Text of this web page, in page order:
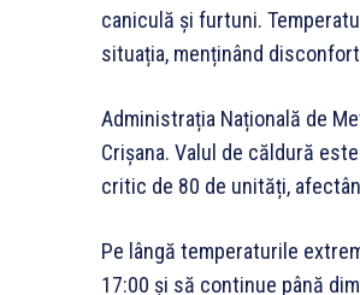
caniculă și furtuni.
situația, menținând
Administrația Națională de
Crișana. Valul de căldură
critic de 80 de unități,
Pe lângă temperaturile
17:00 și să continue până